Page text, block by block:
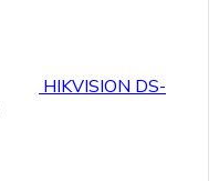
HIKVISION DS-